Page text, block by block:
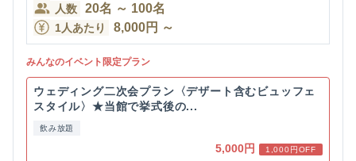
人数 20名 ～ 100名
1人あたり 8,000円 ～
みんなのイベント限定プラン
ウェディング二次会プラン〈デザート含むビュッフェ
スタイル〉★当館で挙式後の...
飲み放題
5,000円
1,000円OFF